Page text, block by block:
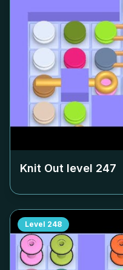
Knit Out level 247
Level 248